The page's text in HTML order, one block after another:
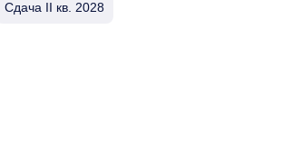
Сдача II кв. 2028